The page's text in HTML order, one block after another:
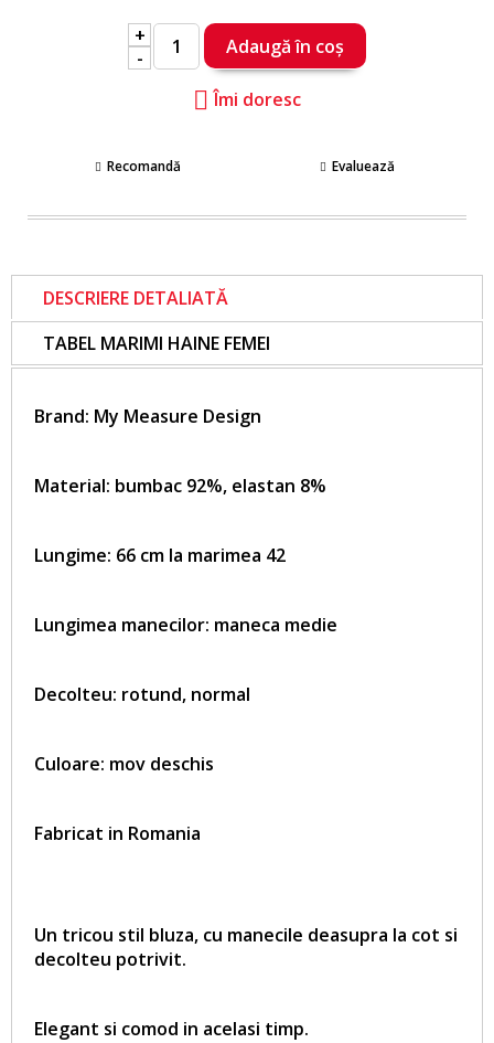
+
-
Îmi doresc
Recomandă Evaluează
DESCRIERE DETALIATĂ
TABEL MARIMI HAINE FEMEI
Brand: My Measure Design
Material: bumbac 92%, elastan 8%
Lungime: 66 cm la marimea 42
Lungimea manecilor: maneca medie
Decolteu: rotund, normal
Culoare: mov deschis
Fabricat in Romania
Un tricou stil bluza, cu manecile deasupra la cot si
decolteu potrivit.
Elegant si comod in acelasi timp.